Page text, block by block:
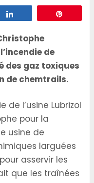
de
des gaz toxiques
de chemtrails.
de l’usine Lubrizol
pour la
usine de
larguées
asservir les
que les traînées